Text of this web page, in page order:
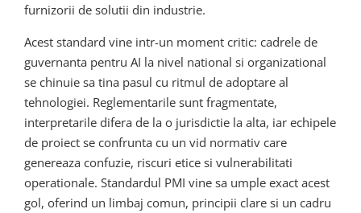
furnizorii de solutii din industrie.
Acest standard vine intr-un moment critic: cadrele de
guvernanta pentru AI la nivel national si organizational
se chinuie sa tina pasul cu ritmul de adoptare al
tehnologiei. Reglementarile sunt fragmentate,
interpretarile difera de la o jurisdictie la alta, iar echipele
de proiect se confrunta cu un vid normativ care
genereaza confuzie, riscuri etice si vulnerabilitati
operationale. Standardul PMI vine sa umple exact acest
gol, oferind un limbaj comun, principii clare si un cadru